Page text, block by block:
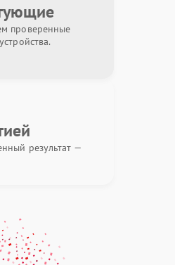
проверенные
результат —